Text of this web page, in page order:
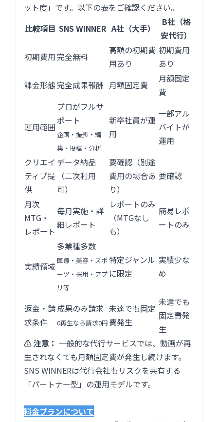
ット度」です。以下の表をご確認ください。
比較項目 SNS WINNER A社（大手）
B社（格
安代行）
初期費用 完全無料
高額の初期費
用あり
初期費用
あり
課金形態完全成果報酬 月額固定費
月額固定
費
運用範囲
プロがフルサ
ポート
企画・撮影・編
集・投稿・分析
新卒社員が運
用
一部アル
バイトが
運用
クリエイ
ティブ提
供
データ納品
（二次利用
可）
要確認（別途
費用の場合あ
り）
要確認
月次
MTG・
レポート
毎月実施・詳
細レポート
レポートのみ
（MTGなし
も）
簡易レポ
ートのみ
実績領域
多業種多数
医療・美容・スポ
ーツ・採用・アプ
リ等
特定ジャンル
に限定
実績少な
め
返金・請
求条件
成果のみ請求
0再生なら請求0円
未達でも固定
費発生
未達でも
固定費発
生
⚠️ 注意： 一般的な代行サービスでは、動画が再
生されなくても月額固定費が発生し続けます。
SNS WINNERは代行会社もリスクを共有する
「パートナー型」の運用モデルです。
料金プランについて